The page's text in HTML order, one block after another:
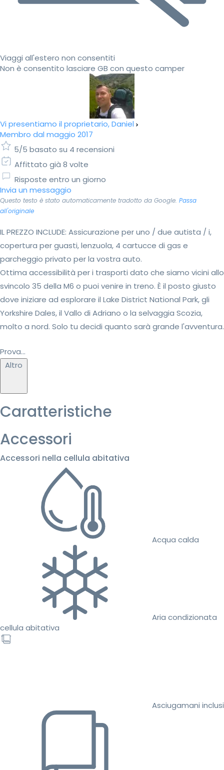
Viaggi all'estero non consentiti
Non è consentito lasciare GB con questo camper
Vi presentiamo il proprietario, Daniel
Membro dal maggio 2017
5/5 basato su 4 recensioni
Affittato già 8 volte
Risposte entro un giorno
Invia un messaggio
Questo testo è stato automaticamente tradotto da Google. Passa
all'originale
IL PREZZO INCLUDE: Assicurazione per uno / due autista / i,
copertura per guasti, lenzuola, 4 cartucce di gas e
parcheggio privato per la vostra auto.
Ottima accessibilità per i trasporti dato che siamo vicini allo
svincolo 35 della M6 o puoi venire in treno. È il posto giusto
dove iniziare ad esplorare il Lake District National Park, gli
Yorkshire Dales, il Vallo di Adriano o la selvaggia Scozia,
molto a nord. Solo tu decidi quanto sarà grande l'avventura.
Prova...
Altro
Caratteristiche
Accessori
Accessori nella cellula abitativa
Acqua calda
Aria condizionata
cellula abitativa
Asciugamani inclusi